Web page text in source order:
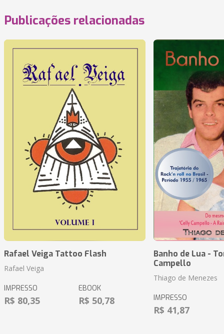
Publicações relacionadas
Rafael Veiga Tattoo Flash
Rafael Veiga
IMPRESSO
R$ 80,35
EBOOK
R$ 50,78
Banho de Lua -
Campello
Thiago de Menezes
IMPRESSO
R$ 41,87